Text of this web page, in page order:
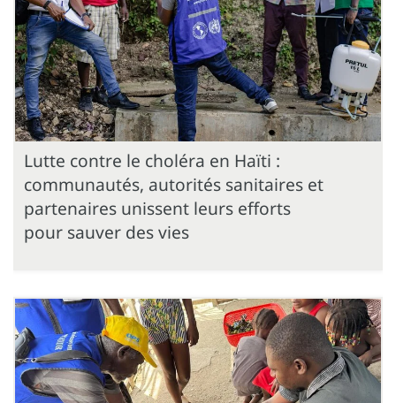
Lutte contre le choléra en Haïti :
communautés, autorités sanitaires et
partenaires unissent leurs efforts
pour sauver des vies